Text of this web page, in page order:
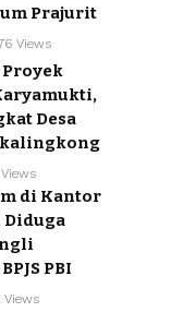
Prajurit
Views
Proyek
Desa
di Kantor
Diduga
PBI
Views